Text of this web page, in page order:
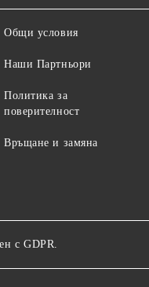
Общи условия
Наши Партньори
Политика за
поверителност
Връщане и замяна
с GDPR.